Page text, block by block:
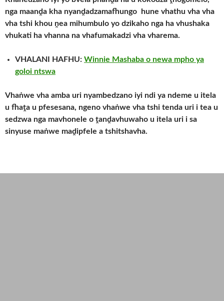
nga maanḓa kha nyanḓadzamafhungo hune vhathu vha vha
vha tshi khou ṋea mihumbulo yo dzikaho nga ha vhushaka
vhukati ha vhanna na vhafumakadzi vha vharema.
VHALANI HAFHU: Winnie Mashaba o newa mpho ya
goloi ntswa
Vhaṅwe vha amba uri nyambedzano iyi ndi ya ndeme u itela
u fhaṱa u pfesesana, ngeno vhaṅwe vha tshi tenda uri i tea u
sedzwa nga mavhonele o ṱanḓavhuwaho u itela uri i sa
sinyuse maṅwe maḓipfele a tshitshavha.